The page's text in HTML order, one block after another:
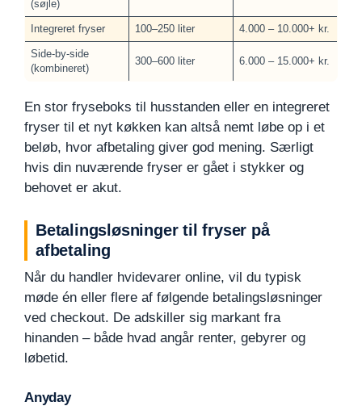
(søjle)
Integreret fryser 100–250 liter 4.000 – 10.000+ kr.
Side-by-side
(kombineret)
300–600 liter 6.000 – 15.000+ kr.
En stor fryseboks til husstanden eller en integreret
fryser til et nyt køkken kan altså nemt løbe op i et
beløb, hvor afbetaling giver god mening. Særligt
hvis din nuværende fryser er gået i stykker og
behovet er akut.
Betalingsløsninger til fryser på
afbetaling
Når du handler hvidevarer online, vil du typisk
møde én eller flere af følgende betalingsløsninger
ved checkout. De adskiller sig markant fra
hinanden – både hvad angår renter, gebyrer og
løbetid.
Anyday